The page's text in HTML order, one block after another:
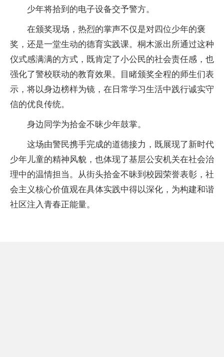
少年将拾到的电子设备交予警方。
在颁奖现场，热烈的掌声不仅是对四位少年的褒
奖，还是一堂生动的德育实践课。桐木派出所通过这种
仪式感满满的方式，既肯定了小公民的社会责任感，也
强化了警校联动的教育效果。目睹颁奖全程的师生们表
示，将以身边榜样为镜，在日常学习生活中践行诚实守
信的优良传统。
身边同学为拾金不昧少年鼓掌。
这场由警民携手完成的道德接力，既展现了新时代
少年儿童的精神风貌，也体现了基层公安机关在社会治
理中的温情担当。从街头拾金不昧到校园荣誉表彰，社
会主义核心价值观在具体实践中得以深化，为构建和谐
社区注入青春正能量。